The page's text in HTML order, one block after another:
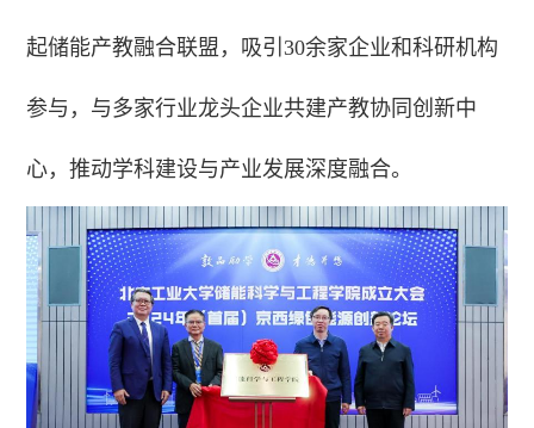
起储能产教融合联盟，吸引30余家企业和科研机构
参与，与多家行业龙头企业共建产教协同创新中
心，推动学科建设与产业发展深度融合。